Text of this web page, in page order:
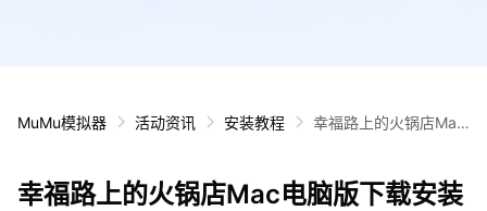
MuMu模拟器 活动资讯 安装教程
幸福路上的火锅店Mac
的火锅店攻略
幸福路上的火锅店Mac电脑版下载安装